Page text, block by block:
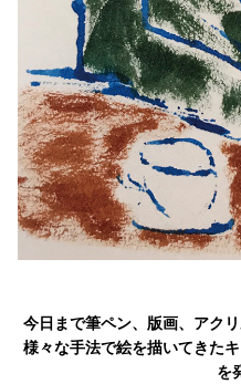
今日まで筆ペン、版画、アク
様々な手法で絵を描いてきた
を